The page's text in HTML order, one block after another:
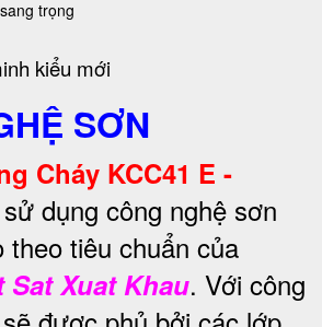
SƠN
Cháy KCC41 E -
dụng công nghệ sơn
theo tiêu chuẩn của
Sat Xuat Khau. Với công